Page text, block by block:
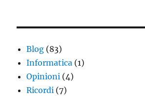
Blog (83)
Informatica (1)
Opinioni (4)
Ricordi (7)